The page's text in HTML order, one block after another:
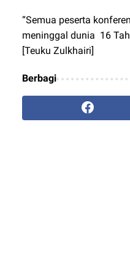
“Semua peserta
meninggal dunia 16
[Teuku Zulkhairi]
Berbagi